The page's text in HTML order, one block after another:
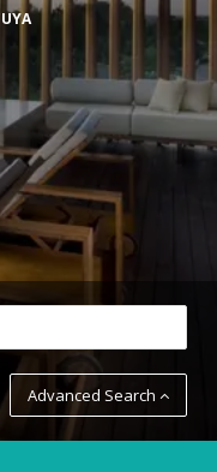
Advanced Search